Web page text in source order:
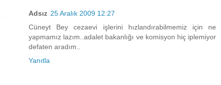
Adsız 25 Aralık 2009 12:27
Cüneyt Bey cezaevi işlerini hızlandırabilmemiz için ne
yapmamız lazım..adalet bakanlığı ve komisyon hiç iplemiyor
defaten aradım..
Yanıtla